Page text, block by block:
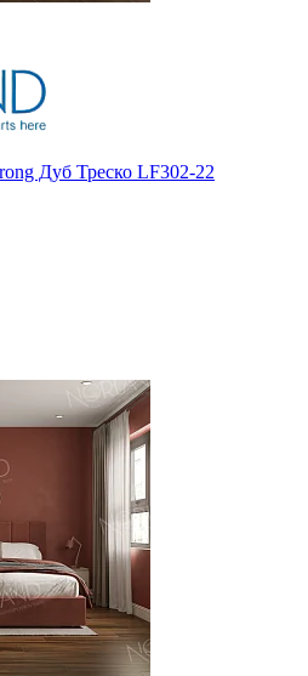
Дуб Треско LF302-22